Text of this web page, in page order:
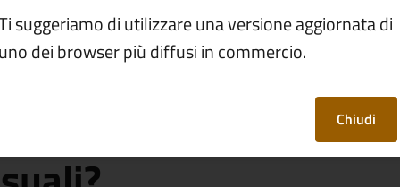
e stato civile
può essere
di separazione
suggeriamo di utilizzare una versione aggiornata di
uno dei browser più diffusi in commercio.
Chiudi